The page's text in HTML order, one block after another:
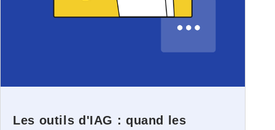
Les outils d'IAG : quand les